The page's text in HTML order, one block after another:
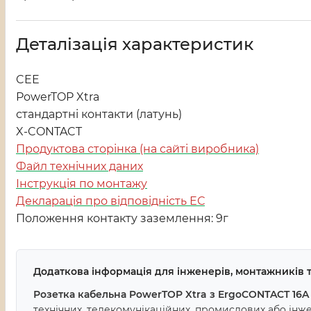
Деталізація характеристик
CEE
PowerTOP Xtra
стандартні контакти (латунь)
X-CONTACT
Продуктова сторінка (на сайті виробника)
Файл технічних даних
Інструкція по монтажу
Декларація про відповідність ЕС
Положення контакту заземлення: 9г
Додаткова інформація для інженерів, монтажників
Розетка кабельна PowerTOP Xtra з ErgoCONTACT